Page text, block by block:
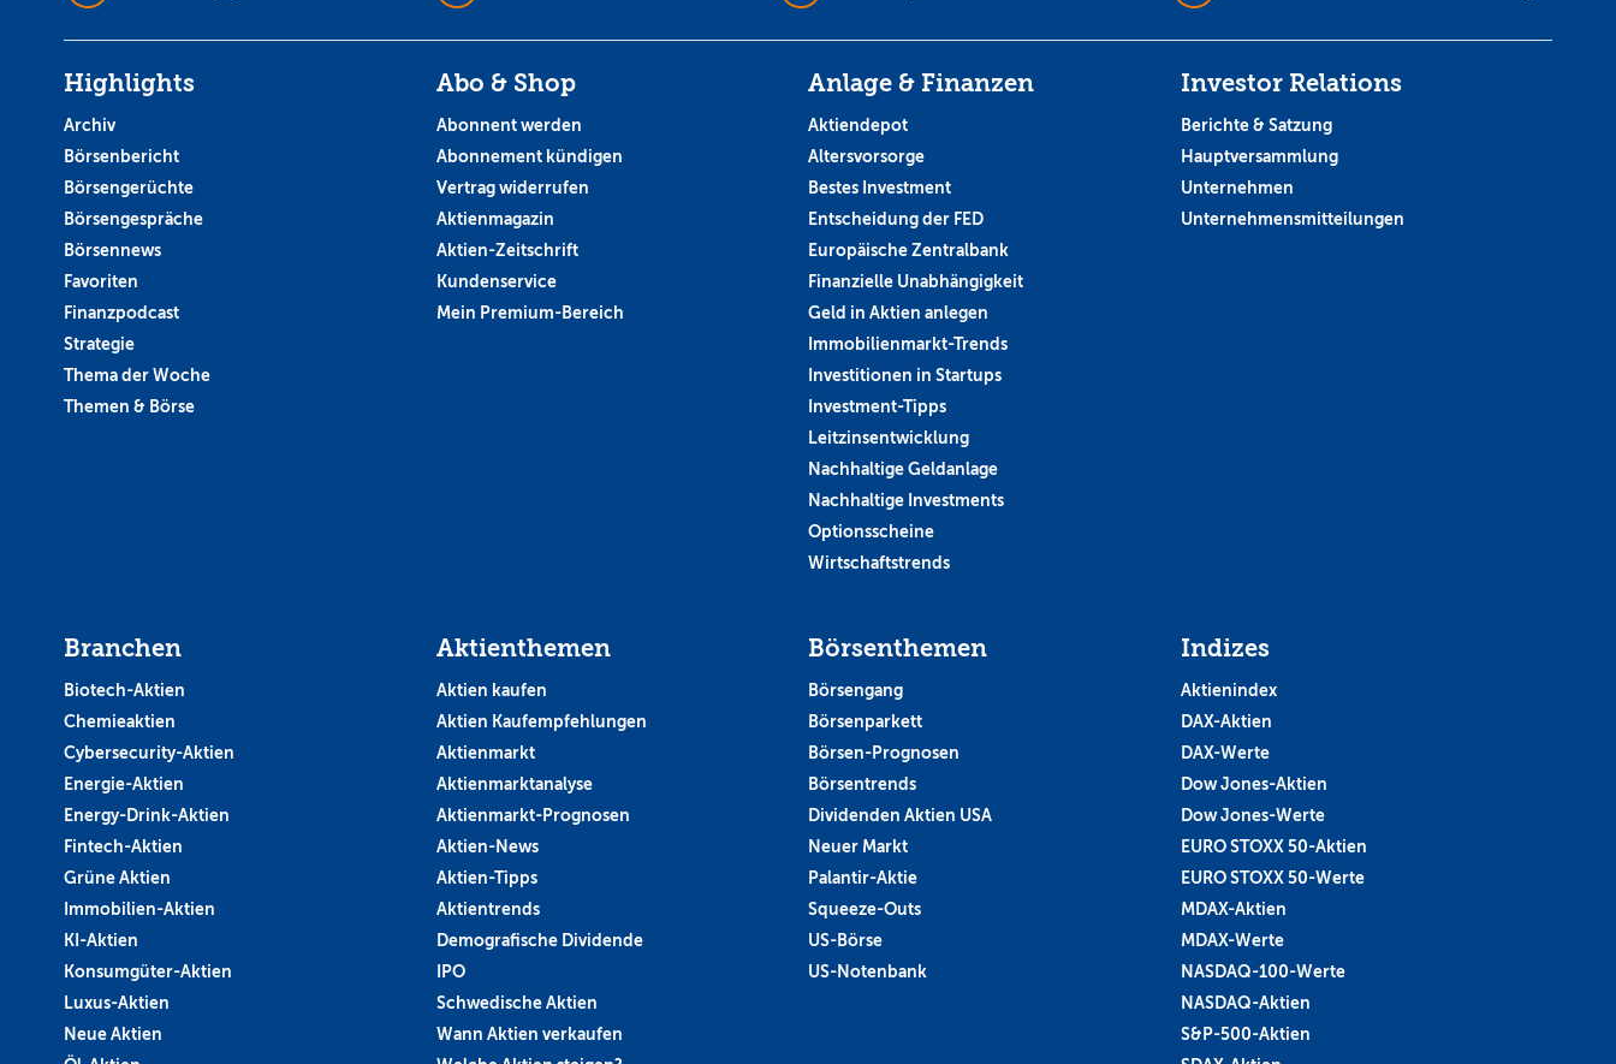
Highlights
Archiv
Börsenbericht
Börsengerüchte
Börsengespräche
Börsennews
Favoriten
Finanzpodcast
Strategie
Thema der Woche
Themen & Börse
Abo & Shop
Abonnent werden
Abonnement kündigen
Vertrag widerrufen
Aktienmagazin
Aktien-Zeitschrift
Kundenservice
Mein Premium-Bereich
Anlage & Finanzen
Aktiendepot
Altersvorsorge
Bestes Investment
Entscheidung der FED
Europäische Zentralbank
Finanzielle Unabhängigkeit
Geld in Aktien anlegen
Immobilienmarkt-Trends
Investitionen in Startups
Investment-Tipps
Leitzinsentwicklung
Nachhaltige Geldanlage
Nachhaltige Investments
Optionsscheine
Wirtschaftstrends
Investor Relations
Berichte & Satzung
Hauptversammlung
Unternehmen
Unternehmensmitteilungen
Branchen
Biotech-Aktien
Chemieaktien
Cybersecurity-Aktien
Energie-Aktien
Energy-Drink-Aktien
Fintech-Aktien
Grüne Aktien
Immobilien-Aktien
KI-Aktien
Konsumgüter-Aktien
Luxus-Aktien
Neue Aktien
Aktienthemen
Aktien kaufen
Aktien Kaufempfehlungen
Aktienmarkt
Aktienmarktanalyse
Aktienmarkt-Prognosen
Aktien-News
Aktien-Tipps
Aktientrends
Demografische Dividende
IPO
Schwedische Aktien
Wann Aktien verkaufen
Börsenthemen
Börsengang
Börsenparkett
Börsen-Prognosen
Börsentrends
Dividenden Aktien USA
Neuer Markt
Palantir-Aktie
Squeeze-Outs
US-Börse
US-Notenbank
Indizes
Aktienindex
DAX-Aktien
DAX-Werte
Dow Jones-Aktien
Dow Jones-Werte
EURO STOXX 50-Aktien
EURO STOXX 50-Werte
MDAX-Aktien
MDAX-Werte
NASDAQ-100-Werte
NASDAQ-Aktien
S&P-500-Aktien